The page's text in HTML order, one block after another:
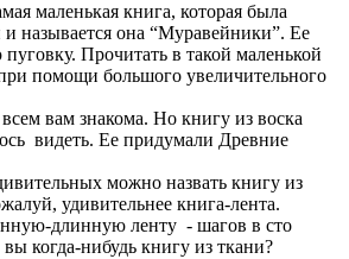
маленькая книга, которая была
называется она “Муравейники”. Ее
Прочитать в такой маленькой
помощи большого увеличительного
вам знакома. Но книгу из воска
видеть. Ее придумали Древние
можно назвать книгу из
удивительнее книга-лента.
длинную ленту - шагов в сто
когда-нибудь книгу из ткани?